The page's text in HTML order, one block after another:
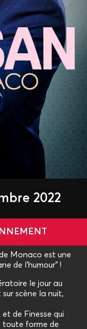
2022
Monaco est une
de l'humour” !
le jour au
scène la nuit,
de Finesse qui
toute forme de